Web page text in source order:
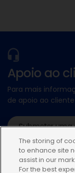
Apoio ao
Para mais
de apoio ao cliente
Submeter
ouThe storing of
to enhance site
assist in our
For the best